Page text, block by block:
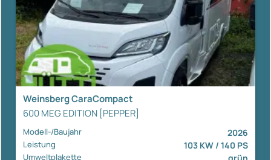
Weinsberg CaraCompact
600 MEG EDITION [PEPPER]
Modell-/Baujahr 2026
Leistung 103 KW / 140 PS
Umweltplakette grün